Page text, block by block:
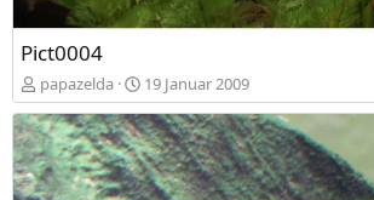
Pict0004
papazelda 19 Januar 2009